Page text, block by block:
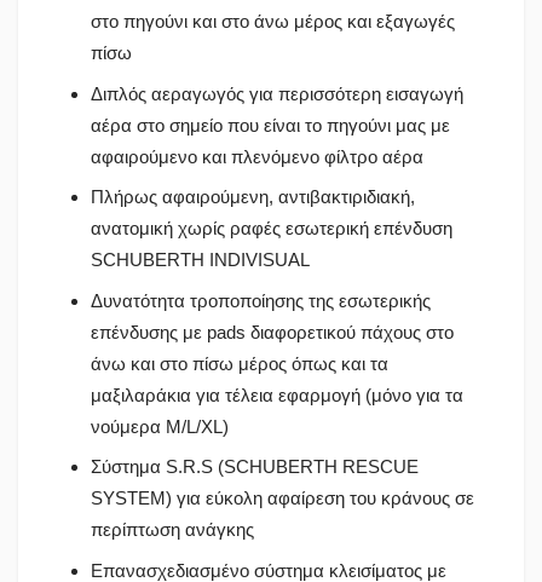
στο πηγούνι και στο άνω μέρος και εξαγωγές
πίσω
Διπλός αεραγωγός για περισσότερη εισαγωγή
αέρα στο σημείο που είναι το πηγούνι μας με
αφαιρούμενο και πλενόμενο φίλτρο αέρα
Πλήρως αφαιρούμενη, αντιβακτιριδιακή,
ανατομική χωρίς ραφές εσωτερική επένδυση
SCHUBERTH INDIVISUAL
Δυνατότητα τροποποίησης της εσωτερικής
επένδυσης με pads διαφορετικού πάχους στο
άνω και στο πίσω μέρος όπως και τα
μαξιλαράκια για τέλεια εφαρμογή (μόνο για τα
νούμερα M/L/XL)
Σύστημα S.R.S (SCHUBERTH RESCUE
SYSTEM) για εύκολη αφαίρεση του κράνους σε
περίπτωση ανάγκης
Επανασχεδιασμένο σύστημα κλεισίματος με